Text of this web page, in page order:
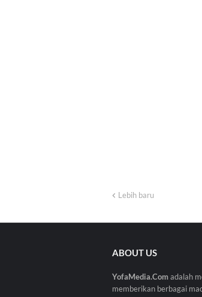
Lebih baru
ABOUT US
YofaMedia.Comadalah
memberikan berbagai